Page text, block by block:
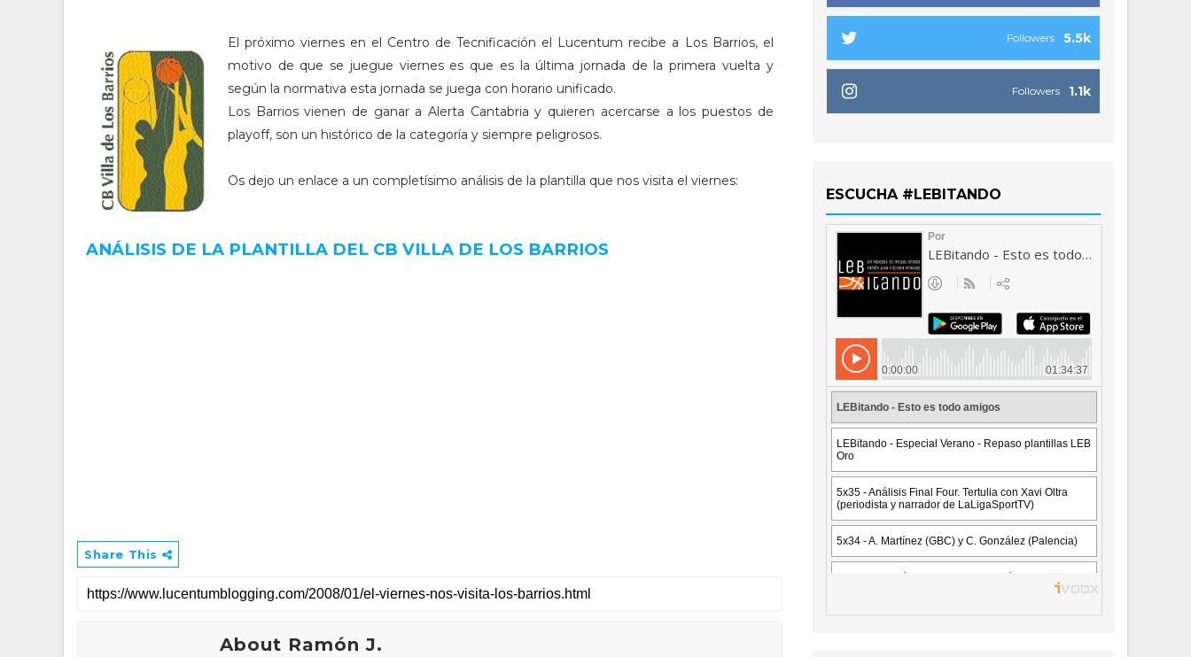
El próximo viernes en el Centro de Tecnificación el Lucentum recibe a Los Barrios, el
motivo de que se juegue viernes es que es la última jornada de la primera vuelta y
según la normativa esta jornada se juega con horario unificado.
Los Barrios vienen de ganar a Alerta Cantabria y quieren acercarse a los puestos de
playoff, son un histórico de la categoría y siempre peligrosos.
Os dejo un enlace a un completísimo análisis de la plantilla que nos visita el viernes:
ANÁLISIS DE LA PLANTILLA DEL CB VILLA DE LOS BARRIOS
Share This
About Ramón J.
5.5k
Followers
1.1k
Followers
ESCUCHA #LEBITANDO